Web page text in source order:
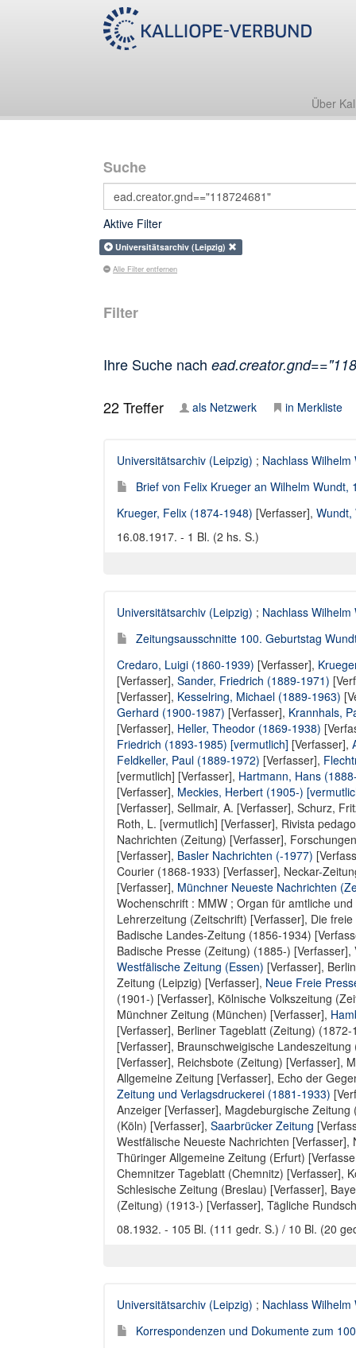
Über
Suche
Aktive Filter
Universitätsarchiv (Leipzig)
Alle Filter entfernen
Filter
Ihre Suche nach
22Treffer als Netzwerk in Merkliste
Universitätsarchiv (Leipzig) ; Nachlass Wilhelm
Brief von Felix Krueger an Wilhelm Wundt,
Krueger, Felix (1874-1948) [Verfasser], Wundt,
16.08.1917. - 1 Bl. (2 hs. S.)
Universitätsarchiv (Leipzig) ; Nachlass Wilhelm
Zeitungsausschnitte 100. Geburtstag
Credaro, Luigi (1860-1939) [Verfasser],
[Verfasser], Sander, Friedrich (1889-1971)
[Verfasser], Kesselring, Michael (1889-1963)
Gerhard (1900-1987) [Verfasser], Krannhals,
[Verfasser], Heller, Theodor (1869-1938)
Friedrich (1893-1985) [vermutlich] [Verfasser],
Feldkeller, Paul (1889-1972) [Verfasser],
[vermutlich] [Verfasser], Hartmann, Hans
[Verfasser], Meckies, Herbert (1905-)
[Verfasser], Sellmair, A. [Verfasser], Schurz,
Roth, L. [vermutlich] [Verfasser], Rivista
Nachrichten (Zeitung) [Verfasser],
[Verfasser], Basler Nachrichten (-1977)
Courier (1868-1933) [Verfasser], Neckar-
[Verfasser], Münchner Neueste Nachrichten
Wochenschrift : MMW ; Organ für amtliche
Lehrerzeitung (Zeitschrift) [Verfasser], Die
Badische Landes-Zeitung (1856-1934)
Badische Presse (Zeitung) (1885-) [Verfasser],
Westfälische Zeitung (Essen) [Verfasser],
Zeitung (Leipzig) [Verfasser], Neue Freie
(1901-) [Verfasser], Kölnische Volkszeitung
Münchner Zeitung (München) [Verfasser],
[Verfasser], Berliner Tageblatt (Zeitung)
[Verfasser], Braunschweigische
[Verfasser], Reichsbote (Zeitung) [Verfasser],
Allgemeine Zeitung [Verfasser], Echo der
Zeitung und Verlagsdruckerei (1881-1933)
Anzeiger [Verfasser], Magdeburgische
(Köln) [Verfasser], Saarbrücker Zeitung
Westfälische Neueste Nachrichten [Verfasser],
Thüringer Allgemeine Zeitung (Erfurt)
Chemnitzer Tageblatt (Chemnitz) [Verfasser],
Schlesische Zeitung (Breslau) [Verfasser],
(Zeitung) (1913-) [Verfasser], Tägliche
08.1932. - 105 Bl. (111 gedr. S.) / 10 Bl. (20
Universitätsarchiv (Leipzig) ; Nachlass Wilhelm
Korrespondenzen und Dokumente zum